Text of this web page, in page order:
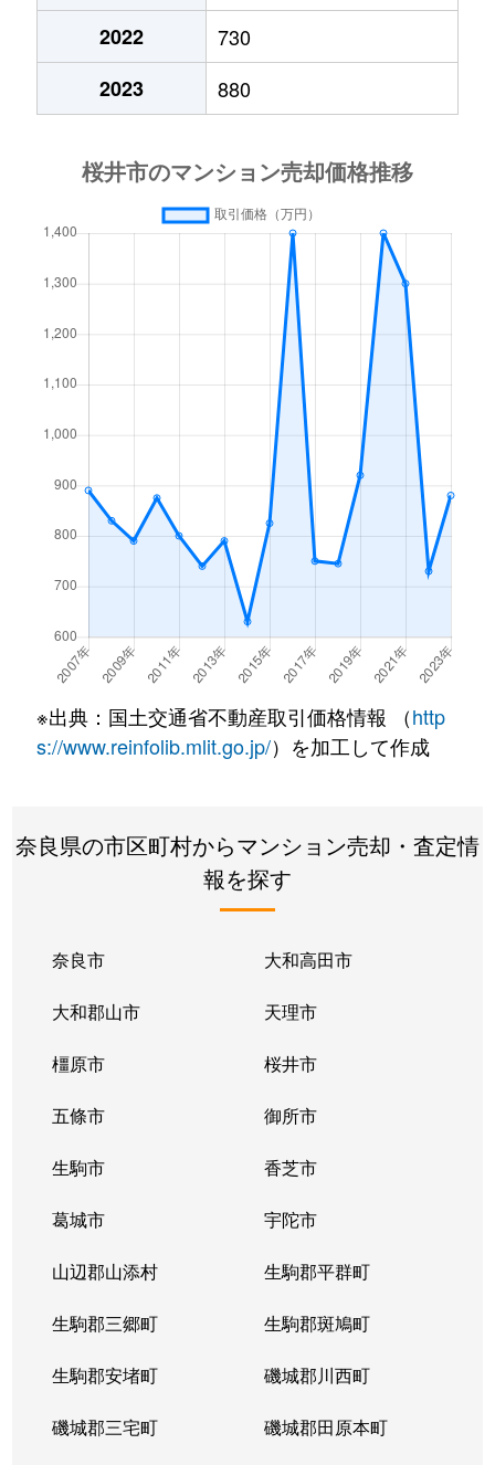
2022
730
2023
880
※出典：国土交通省不動産取引価格情報 （http
s://www.reinfolib.mlit.go.jp/）を加工して作成
奈良県の市区町村からマンション売却・査定情
報を探す
奈良市 大和高田市
大和郡山市 天理市
橿原市 桜井市
五條市 御所市
生駒市 香芝市
葛城市 宇陀市
山辺郡山添村 生駒郡平群町
生駒郡三郷町 生駒郡斑鳩町
生駒郡安堵町 磯城郡川西町
磯城郡三宅町 磯城郡田原本町